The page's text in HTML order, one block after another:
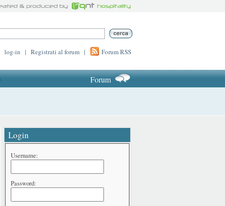
log-in | Registrati al forum | Forum RSS
Forum
Login
Username:
Password: